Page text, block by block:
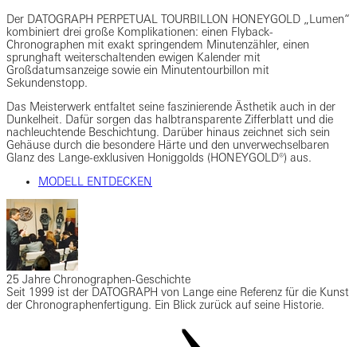
Der DATOGRAPH PERPETUAL TOURBILLON HONEYGOLD „Lumen“
kombiniert drei große Komplikationen: einen Flyback-
Chronographen mit exakt springendem Minutenzähler, einen
sprunghaft weiterschaltenden ewigen Kalender mit
Großdatumsanzeige sowie ein Minutentourbillon mit
Sekundenstopp.
Das Meisterwerk entfaltet seine faszinierende Ästhetik auch in der
Dunkelheit. Dafür sorgen das halbtransparente Zifferblatt und die
nachleuchtende Beschichtung. Darüber hinaus zeichnet sich sein
Gehäuse durch die besondere Härte und den unverwechselbaren
Glanz des Lange-exklusiven Honiggolds (HONEYGOLD®) aus.
MODELL ENTDECKEN
25 Jahre Chronographen-Geschichte
Seit 1999 ist der DATOGRAPH von Lange eine Referenz für die Kunst
der Chronographenfertigung. Ein Blick zurück auf seine Historie.